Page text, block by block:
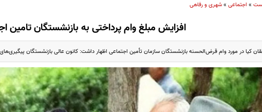
» اجتماعی»شهری و رفاهی
افزایش مبلغ وام پرداختی به بازنشستگان تامین
کیا در مورد وام قرض‌الحسنه بازنشستگان سازمان تأمین اجتماعی اظهار داشت: کانون عالی بازنشستگان